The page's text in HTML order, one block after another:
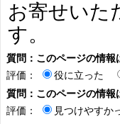
お寄せいた
す。
質問：このページの情報
評価：
役に立った
質問：このページの情報
評価：
見つけやすか